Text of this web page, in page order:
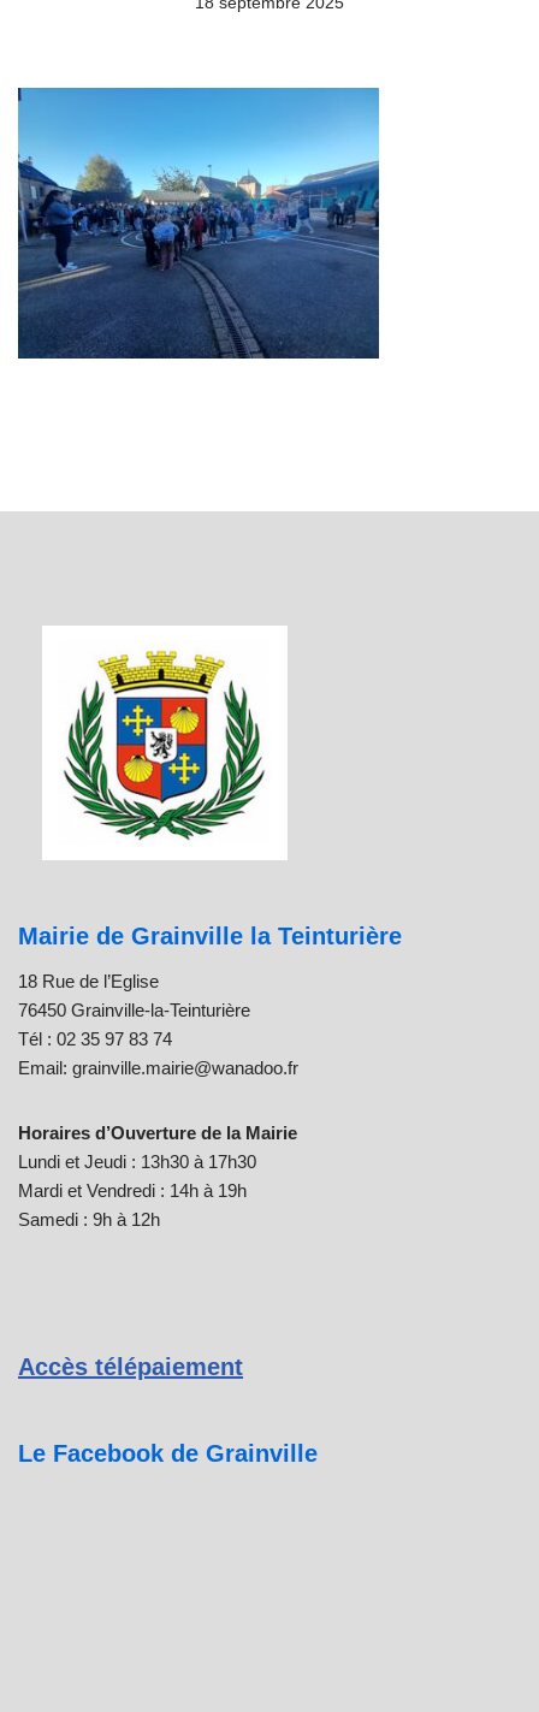
Mairie de Grainville la Teinturière
18 Rue de l’Eglise
76450 Grainville-la-Teinturière
Tél : 02 35 97 83 74
Email: grainville.mairie@wanadoo.fr
Horaires d’Ouverture de la Mairie
Lundi et Jeudi : 13h30 à 17h30
Mardi et Vendredi : 14h à 19h
Samedi : 9h à 12h
Accès télépaiement
Le Facebook de Grainville